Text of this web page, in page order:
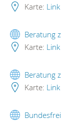
Karte:
Beratung
Karte:
Beratung
Karte: